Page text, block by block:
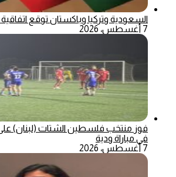
السعودية وتركيا وباكستان توقع
7 أغسطس، 2026
فوز منتخب فلسطين الشتات (لبنان)
في مباراة ودية
7 أغسطس، 2026